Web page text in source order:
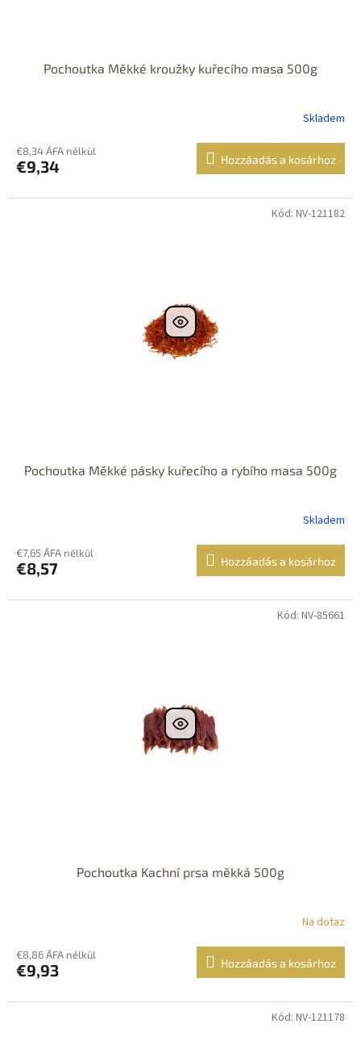
Pochoutka Měkké kroužky kuřecího masa 500g
Skladem
€8,34 ÁFA nélkül
€9,34 Hozzáadás a kosárhoz
Pochoutka Měkké pásky kuřecího a rybího masa 500g
Skladem
€7,65 ÁFA nélkül
€8,57 Hozzáadás a kosárhoz
Kód: NV-121182
Pochoutka Kachní prsa měkká 500g
Na dotaz
€8,86 ÁFA nélkül
€9,93 Hozzáadás a kosárhoz
Kód: NV-85661
Kód: NV-121178